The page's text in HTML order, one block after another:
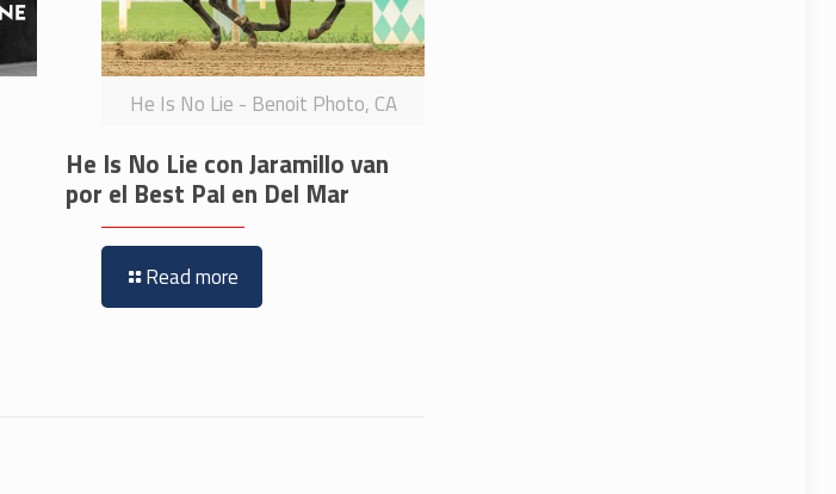
He Is No Lie - Benoit Photo, CA
He Is No Lie con Jaramillo van
por el Best Pal en Del Mar
Read more